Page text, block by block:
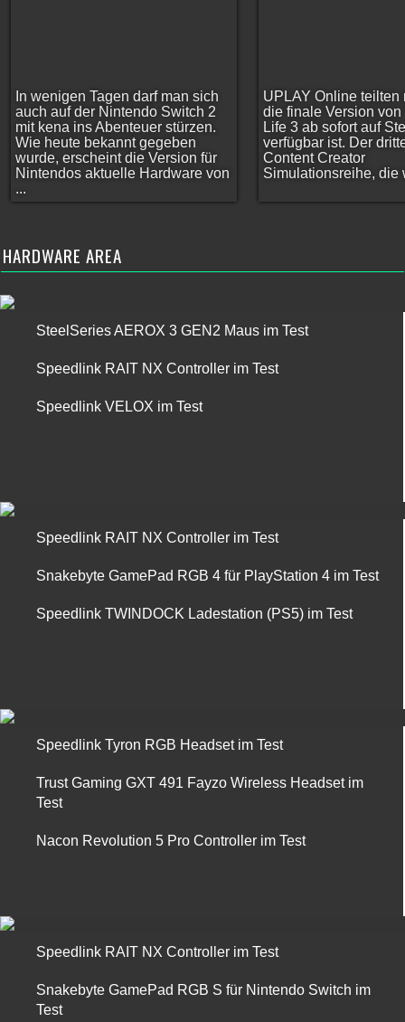
In wenigen Tagen darf man sich
auch auf der Nintendo Switch 2
mit kena ins Abenteuer stürzen.
Wie heute bekannt gegeben
wurde, erscheint die Version für
Nintendos aktuelle Hardware von
...
UPLAY Online teilten
die finale Version von
Life 3 ab sofort auf
verfügbar ist. Der
Content Creator
Simulationsreihe, die
HARDWARE AREA
SteelSeries AEROX 3 GEN2 Maus im Test
Speedlink RAIT NX Controller im Test
Speedlink VELOX im Test
Speedlink RAIT NX Controller im Test
Snakebyte GamePad RGB 4 für PlayStation 4 im Test
Speedlink TWINDOCK Ladestation (PS5) im Test
Speedlink Tyron RGB Headset im Test
Trust Gaming GXT 491 Fayzo Wireless Headset im
Test
Nacon Revolution 5 Pro Controller im Test
Speedlink RAIT NX Controller im Test
Snakebyte GamePad RGB S für Nintendo Switch im
Test